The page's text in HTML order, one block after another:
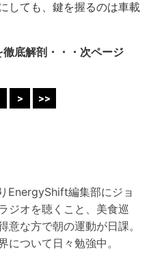
しても、鍵を握るのは車載
徹底解剖・・・次ページ
> >>
EnergyShift編集部にジョ
ジオを聴くこと、美食巡
意な方で朝の運動が日課。
について日々勉強中。